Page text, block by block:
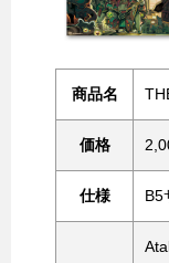
商品名
価格
仕様 B5